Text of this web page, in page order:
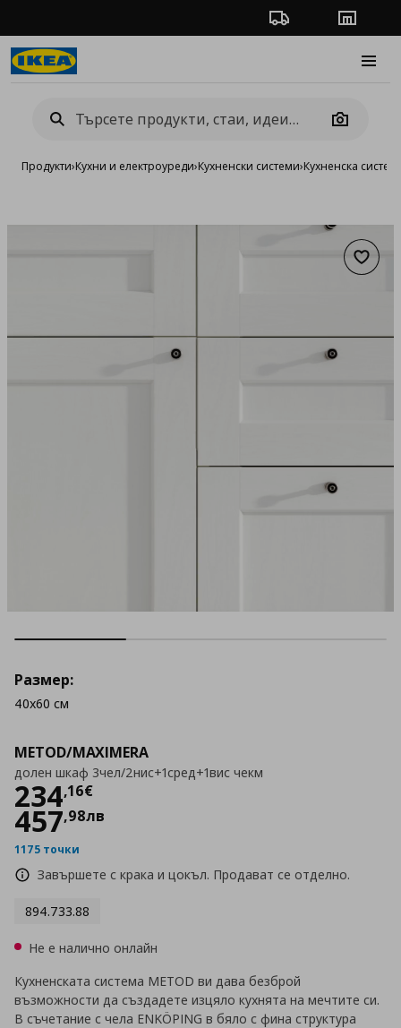
Проследяване на
Camera
Продукти›Кухни и електроуреди›Кухненски системи›Кухненска
METOD/MAXIMERA
долен шкаф 3чел/2нис+1сред+1вис чекм
234,16€
Цена
457,98лв
1175 точки
Завършете с крака и цокъл. Продават се отделно.
894.733.88
Размер:
40x60 см
Не е налично онлайн
Кухненската система METOD ви дава безброй
възможности да създадете изцяло кухнята на мечтите си.
В съчетание с чела ENKÖPING в бяло с фина структура